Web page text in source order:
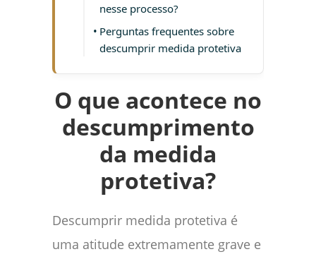
nesse processo?
Perguntas frequentes sobre
descumprir medida protetiva
O que acontece no
descumprimento
da medida
protetiva?
Descumprir medida protetiva é
uma atitude extremamente grave e